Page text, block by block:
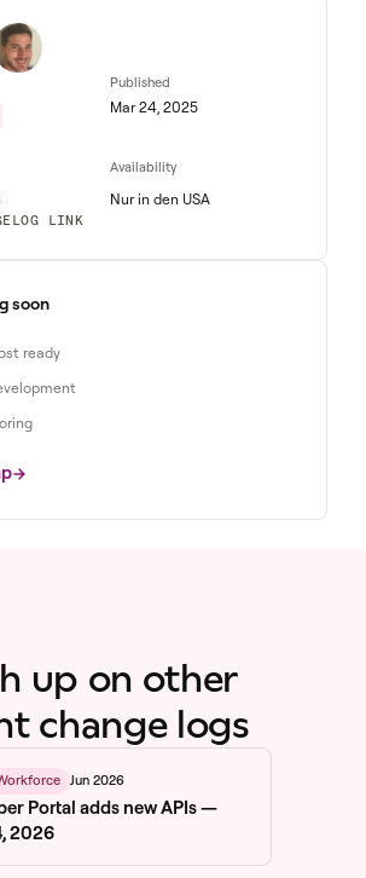
Published
Mar 24, 2025
Availability
Nur in den USA
LINK
soon
ready
up on other
change logs
Jun 2026
Portal adds new APIs —
2026